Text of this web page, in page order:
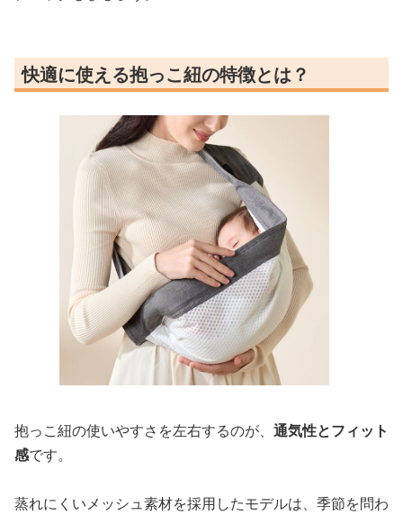
快適に使える抱っこ紐の特徴とは？
抱っこ紐の使いやすさを左右するのが、 通気性とフィット
感です。
蒸れにくいメッシュ素材を採用したモデルは、季節を問わ